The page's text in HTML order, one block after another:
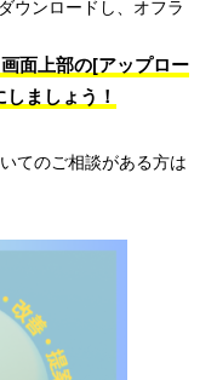
ウンロードし、オフラ
面上部の[アップロー
ましょう！
てのご相談がある方は